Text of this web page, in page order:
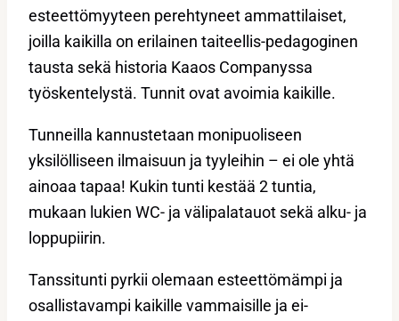
esteettömyyteen perehtyneet ammattilaiset,
joilla kaikilla on erilainen taiteellis-pedagoginen
tausta sekä historia Kaaos Companyssa
työskentelystä. Tunnit ovat avoimia kaikille.
Tunneilla kannustetaan monipuoliseen
yksilölliseen ilmaisuun ja tyyleihin – ei ole yhtä
ainoaa tapaa! Kukin tunti kestää 2 tuntia,
mukaan lukien WC- ja välipalatauot sekä alku- ja
loppupiirin.
Tanssitunti pyrkii olemaan esteettömämpi ja
osallistavampi kaikille vammaisille ja ei-